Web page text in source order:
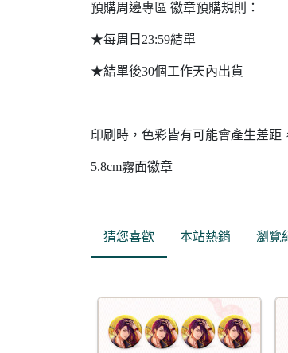
預購周邊專區 徽章預購規則：
★每周日23:59結單
★結單後30個工作天內出貨
印刷時，色彩皆有可能會產生差距
5.8cm霧面徽章
猜您喜歡 本站熱銷 瀏覽